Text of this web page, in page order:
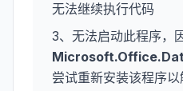
无法继续执行代码
3、无法启动此程序，
尝试重新安装该程序以